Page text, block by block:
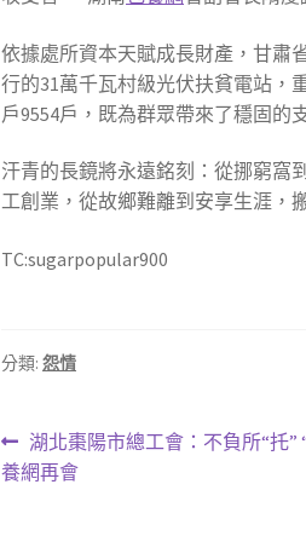
依據處所資本天賦成長財產，甘肅
行的31萬千瓦村級光伏扶貧電站，
戶9554戶，既為群眾帶來了穩固的
汗青的長鏡將永遠銘刻：從挪窮窩
工創業，從故鄉難離到安享生涯，
TC:sugarpopular900
分類:怨情
文
章
上
一
湖北棗陽市總工會：不負所“托”
養網再會